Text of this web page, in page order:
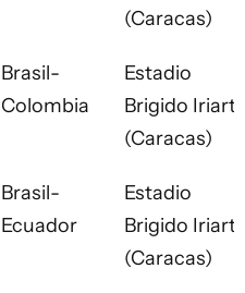
(Caracas)
Brasil-
Colombia
Estadio
Brigido
(Caracas)
Brasil-
Ecuador
Estadio
Brigido
(Caracas)